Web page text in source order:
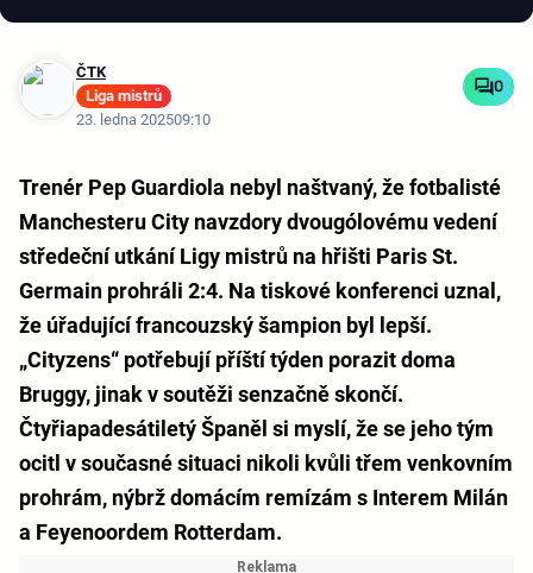
ČTK
Liga mistrů
23. ledna 202509:10
0
Trenér Pep Guardiola nebyl naštvaný, že fotbalisté
Manchesteru City navzdory dvougólovému vedení
středeční utkání Ligy mistrů na hřišti Paris St.
Germain prohráli 2:4. Na tiskové konferenci uznal,
že úřadující francouzský šampion byl lepší.
„Cityzens“ potřebují příští týden porazit doma
Bruggy, jinak v soutěži senzačně skončí.
Čtyřiapadesátiletý Španěl si myslí, že se jeho tým
ocitl v současné situaci nikoli kvůli třem venkovním
prohrám, nýbrž domácím remízám s Interem Milán
a Feyenoordem Rotterdam.